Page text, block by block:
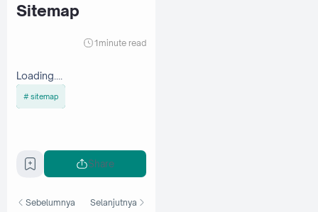
Sitemap
1 minute read
Loading....
sitemap
Share
Sebelumnya Selanjutnya